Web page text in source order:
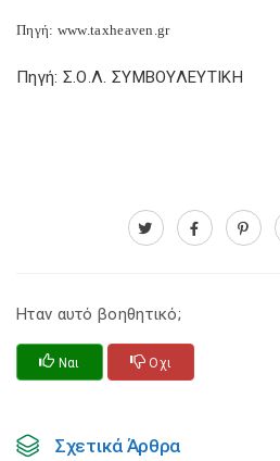
Πηγή: www.taxheaven.gr
Πηγή: Σ.Ο.Λ. ΣΥΜΒΟΥΛΕΥΤΙΚΗ
Ηταν αυτό βοηθητικό;
Ναι Οχι
Σχετικά Άρθρα